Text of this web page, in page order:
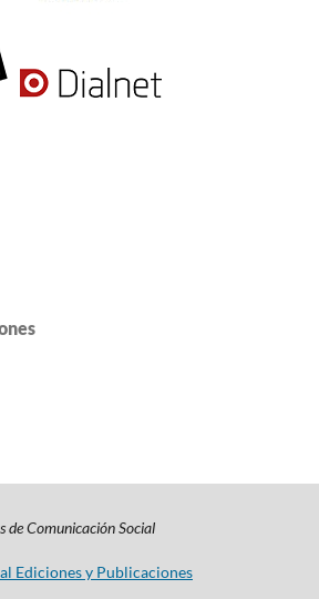
de Comunicación Social
Ediciones y Publicaciones